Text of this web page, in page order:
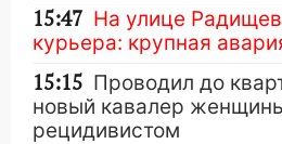
15:47 На улице
курьера: крупная
15:15 Проводил до
новый кавалер
рецидивистом